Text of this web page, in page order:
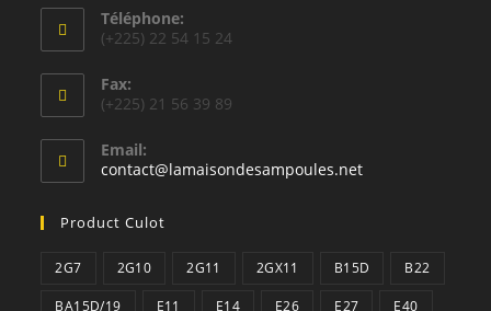
Téléphone:
(+225) 22 54 15 24
Fax:
(+225) 21 56 39 89
Email:
contact@lamaisondesampoules.netS’ouvre
Product Culot
2G7 2G10 2G11 2GX11 B15D B22
BA15D/19 E11 E14 E26 E27 E40